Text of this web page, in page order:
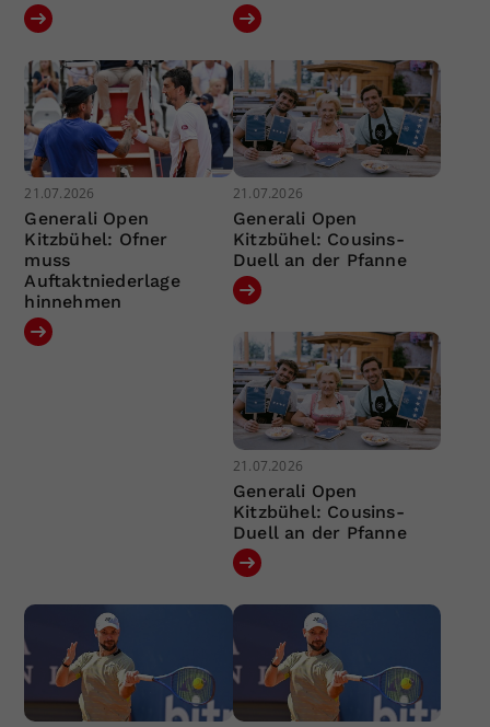
21.07.2026
Generali Open
Kitzbühel: Ofner
muss
Auftaktniederlage
hinnehmen
21.07.2026
Generali Open
Kitzbühel: Cousins-
Duell an der Pfanne
21.07.2026
Generali Open
Kitzbühel: Cousins-
Duell an der Pfanne